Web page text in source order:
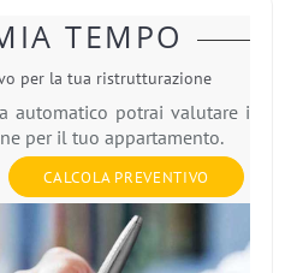
TEMPO
per la tua ristrutturazione
automatico potrai valutare i
per il tuo appartamento.
CALCOLA PREVENTIVO